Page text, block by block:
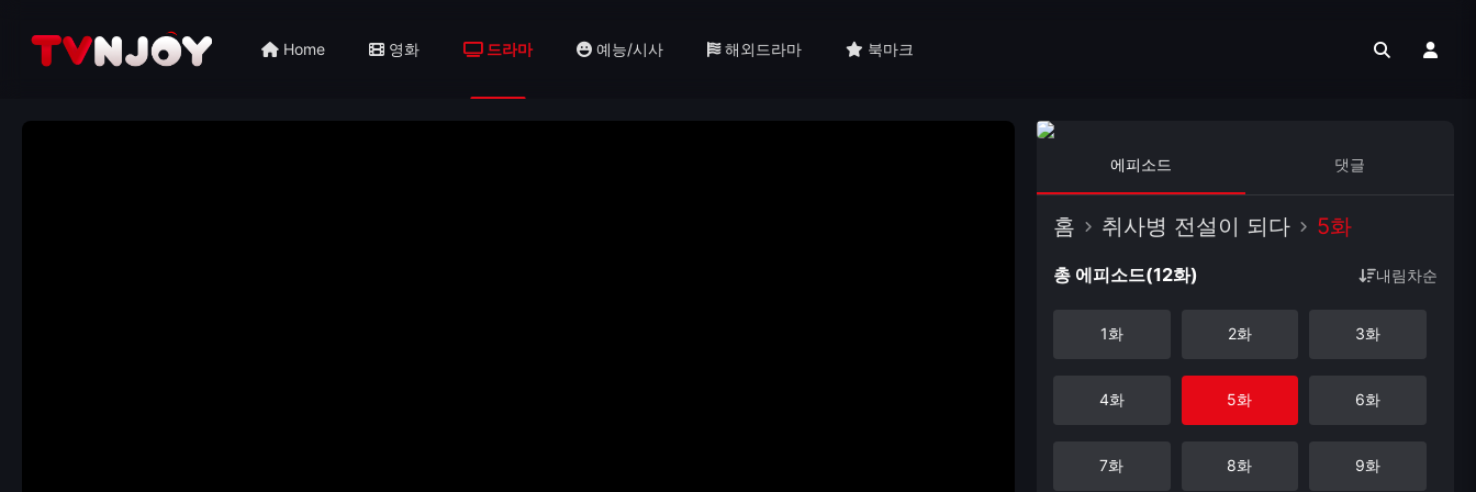
Home 영화 드라마 예능/시사 해외드라마 북마크
에피소드 댓글
홈 취사병 전설이 되다 5화
총 에피소드(12화) 내림차순
1화 2화 3화
4화 5화 6화
7화 8화 9화